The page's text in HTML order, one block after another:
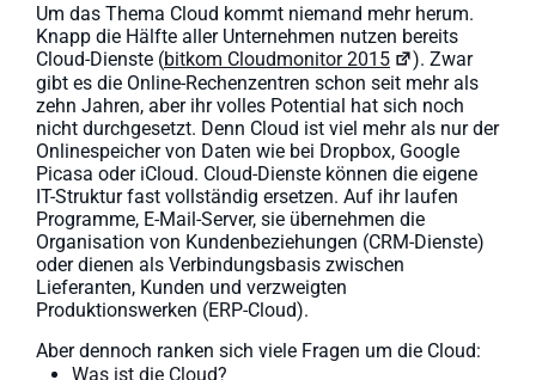
Um das Thema Cloud kommt niemand mehr herum.
Knapp die Hälfte aller Unternehmen nutzen bereits
Cloud-Dienste (bitkom Cloudmonitor 2015
). Zwar
gibt es die Online-Rechenzentren schon seit mehr als
zehn Jahren, aber ihr volles Potential hat sich noch
nicht durchgesetzt. Denn Cloud ist viel mehr als nur der
Onlinespeicher von Daten wie bei Dropbox, Google
Picasa oder iCloud. Cloud-Dienste können die eigene
IT-Struktur fast vollständig ersetzen. Auf ihr laufen
Programme, E-Mail-Server, sie übernehmen die
Organisation von Kundenbeziehungen (CRM-Dienste)
oder dienen als Verbindungsbasis zwischen
Lieferanten, Kunden und verzweigten
Produktionswerken (ERP-Cloud).
Aber dennoch ranken sich viele Fragen um die Cloud:
Was ist die Cloud?